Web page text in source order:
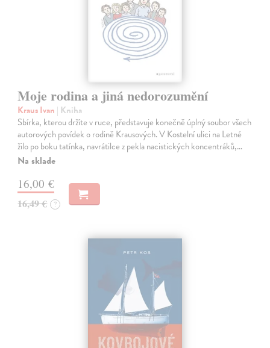
Moje rodina a jiná nedorozumění
Kraus Ivan | Kniha
Sbírka, kterou držíte v ruce, představuje konečně úplný soubor všech
autorových povídek o rodině Krausových. V Kostelní ulici na Letné
žilo po boku tatínka, navrátilce z pekla nacistických koncentráků,…
Na sklade
16,00 €
16,49 € ?